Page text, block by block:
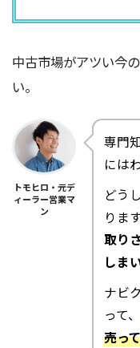
中古市場がアツい今
い。
トモヒロ・元デ
ィーラー営業マ
ン
専門
には
どう
りま
取り
しま
ナビ
って、
売っ